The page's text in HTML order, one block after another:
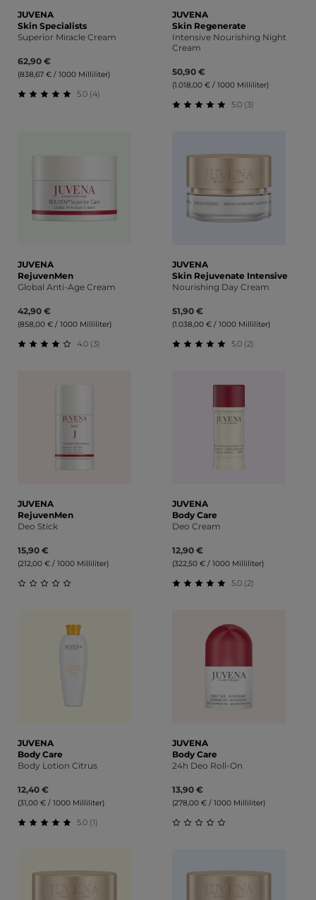
JUVENA
Skin Specialists
Superior Miracle Cream
62,90 €
(838,67 € / 1000 Milliliter)
5.0 (4)
JUVENA
Skin Regenerate
Intensive Nourishing Night
Cream
50,90 €
(1.018,00 € / 1000 Milliliter)
5.0 (3)
JUVENA
RejuvenMen
Global Anti-Age Cream
42,90 €
(858,00 € / 1000 Milliliter)
4.0 (3)
JUVENA
Skin Rejuvenate Intensive
Nourishing Day Cream
51,90 €
(1.038,00 € / 1000 Milliliter)
5.0 (2)
JUVENA
RejuvenMen
Deo Stick
15,90 €
(212,00 € / 1000 Milliliter)
JUVENA
Body Care
Deo Cream
12,90 €
(322,50 € / 1000 Milliliter)
5.0 (2)
JUVENA
Body Care
Body Lotion Citrus
12,40 €
(31,00 € / 1000 Milliliter)
5.0 (1)
JUVENA
Body Care
24h Deo Roll-On
13,90 €
(278,00 € / 1000 Milliliter)